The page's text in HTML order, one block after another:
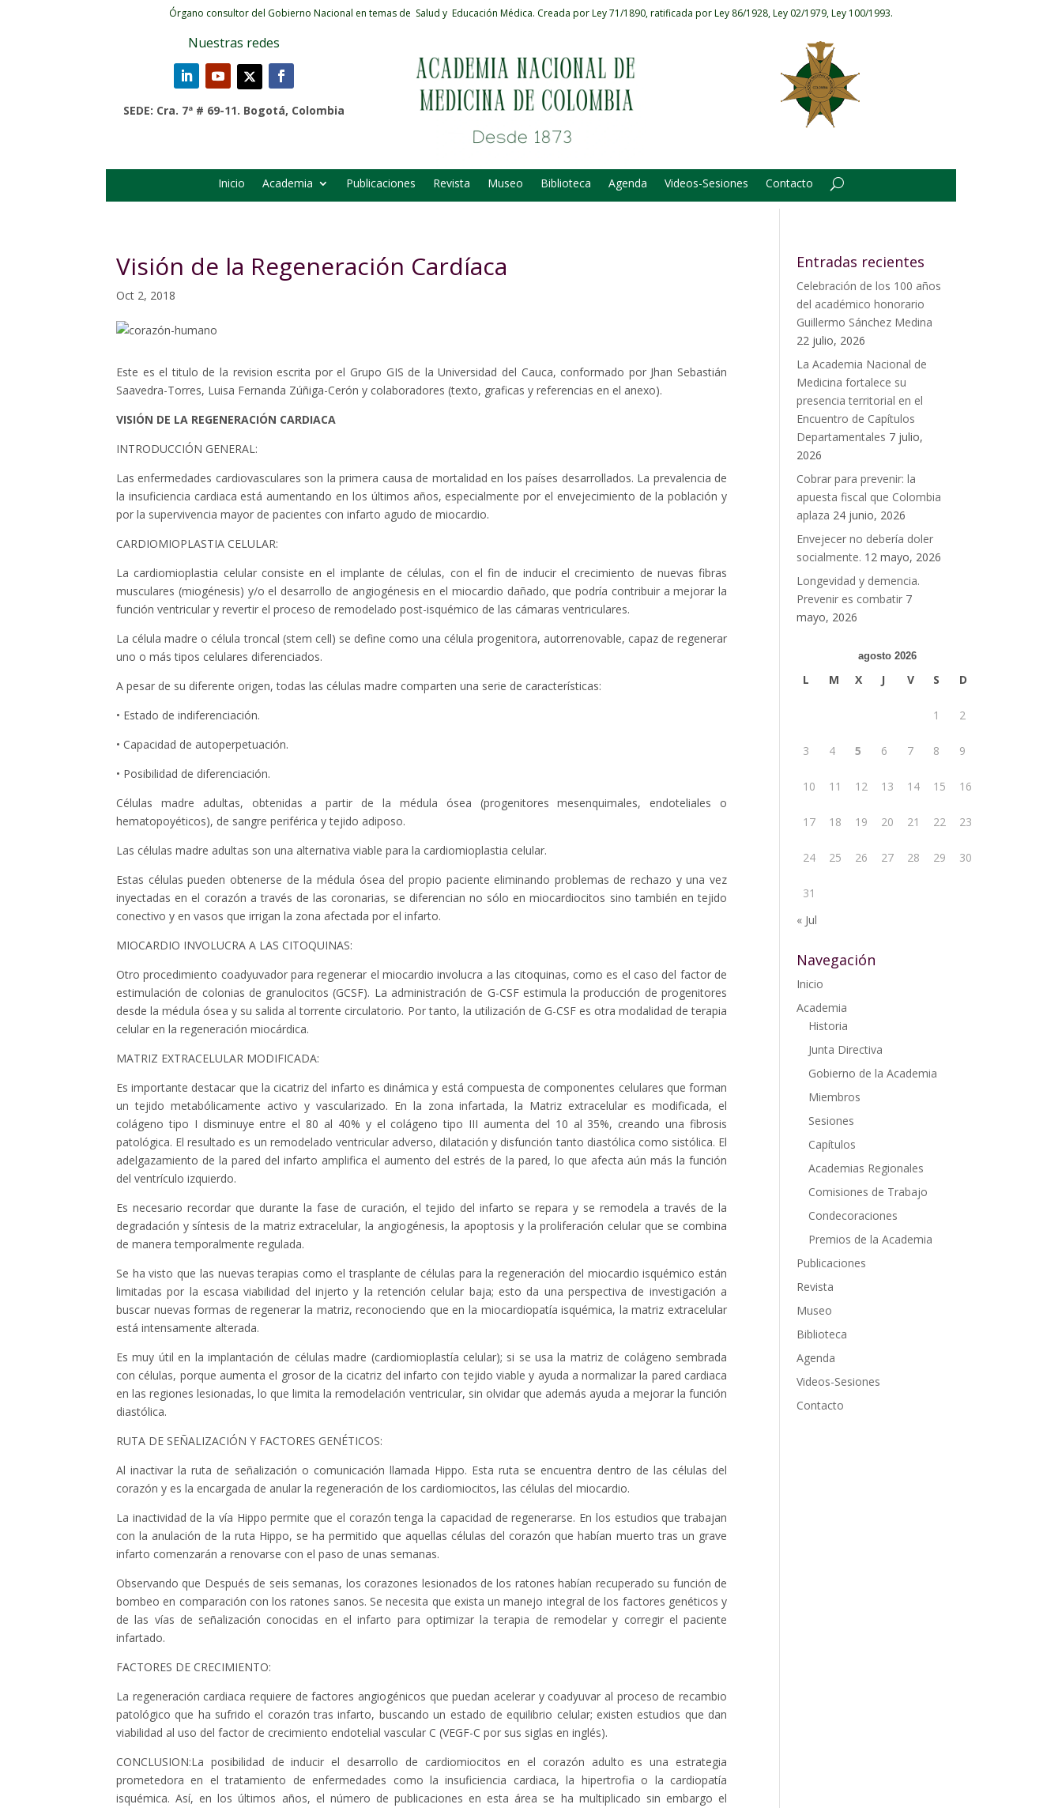
Órgano consultor del Gobierno Nacional en temas de Salud y Educación Médica. Creada por Ley 71/1890, ratificada por Ley 86/1928, Ley 02/1979, Ley 100/1993.
Nuestras redes
SEDE: Cra. 7ª # 69-11. Bogotá, Colombia
Inicio Academia Publicaciones Revista Museo Biblioteca Agenda Videos-Sesiones Contacto
Visión de la Regeneración Cardíaca
Oct 2, 2018
Este es el titulo de la revision escrita por el Grupo GIS de la Universidad del Cauca, conformado por Jhan Sebastián
Saavedra-Torres, Luisa Fernanda Zúñiga-Cerón y colaboradores (texto, graficas y referencias en el anexo).
VISIÓN DE LA REGENERACIÓN CARDIACA
INTRODUCCIÓN GENERAL:
Las enfermedades cardiovasculares son la primera causa de mortalidad en los países desarrollados. La prevalencia de
la insuficiencia cardiaca está aumentando en los últimos años, especialmente por el envejecimiento de la población y
por la supervivencia mayor de pacientes con infarto agudo de miocardio.
CARDIOMIOPLASTIA CELULAR:
La cardiomioplastia celular consiste en el implante de células, con el fin de inducir el crecimiento de nuevas fibras
musculares (miogénesis) y/o el desarrollo de angiogénesis en el miocardio dañado, que podría contribuir a mejorar la
función ventricular y revertir el proceso de remodelado post-isquémico de las cámaras ventriculares.
La célula madre o célula troncal (stem cell) se define como una célula progenitora, autorrenovable, capaz de regenerar
uno o más tipos celulares diferenciados.
A pesar de su diferente origen, todas las células madre comparten una serie de características:
• Estado de indiferenciación.
• Capacidad de autoperpetuación.
• Posibilidad de diferenciación.
Células madre adultas, obtenidas a partir de la médula ósea (progenitores mesenquimales, endoteliales o
hematopoyéticos), de sangre periférica y tejido adiposo.
Las células madre adultas son una alternativa viable para la cardiomioplastia celular.
Estas células pueden obtenerse de la médula ósea del propio paciente eliminando problemas de rechazo y una vez
inyectadas en el corazón a través de las coronarias, se diferencian no sólo en miocardiocitos sino también en tejido
conectivo y en vasos que irrigan la zona afectada por el infarto.
MIOCARDIO INVOLUCRA A LAS CITOQUINAS:
Otro procedimiento coadyuvador para regenerar el miocardio involucra a las citoquinas, como es el caso del factor de
estimulación de colonias de granulocitos (GCSF). La administración de G-CSF estimula la producción de progenitores
desde la médula ósea y su salida al torrente circulatorio. Por tanto, la utilización de G-CSF es otra modalidad de terapia
celular en la regeneración miocárdica.
MATRIZ EXTRACELULAR MODIFICADA:
Es importante destacar que la cicatriz del infarto es dinámica y está compuesta de componentes celulares que forman
un tejido metabólicamente activo y vascularizado. En la zona infartada, la Matriz extracelular es modificada, el
colágeno tipo I disminuye entre el 80 al 40% y el colágeno tipo III aumenta del 10 al 35%, creando una fibrosis
patológica. El resultado es un remodelado ventricular adverso, dilatación y disfunción tanto diastólica como sistólica. El
adelgazamiento de la pared del infarto amplifica el aumento del estrés de la pared, lo que afecta aún más la función
del ventrículo izquierdo.
Es necesario recordar que durante la fase de curación, el tejido del infarto se repara y se remodela a través de la
degradación y síntesis de la matriz extracelular, la angiogénesis, la apoptosis y la proliferación celular que se combina
de manera temporalmente regulada.
Se ha visto que las nuevas terapias como el trasplante de células para la regeneración del miocardio isquémico están
limitadas por la escasa viabilidad del injerto y la retención celular baja; esto da una perspectiva de investigación a
buscar nuevas formas de regenerar la matriz, reconociendo que en la miocardiopatía isquémica, la matriz extracelular
está intensamente alterada.
Es muy útil en la implantación de células madre (cardiomioplastía celular); si se usa la matriz de colágeno sembrada
con células, porque aumenta el grosor de la cicatriz del infarto con tejido viable y ayuda a normalizar la pared cardiaca
en las regiones lesionadas, lo que limita la remodelación ventricular, sin olvidar que además ayuda a mejorar la función
diastólica.
RUTA DE SEÑALIZACIÓN Y FACTORES GENÉTICOS:
Al inactivar la ruta de señalización o comunicación llamada Hippo. Esta ruta se encuentra dentro de las células del
corazón y es la encargada de anular la regeneración de los cardiomiocitos, las células del miocardio.
La inactividad de la vía Hippo permite que el corazón tenga la capacidad de regenerarse. En los estudios que trabajan
con la anulación de la ruta Hippo, se ha permitido que aquellas células del corazón que habían muerto tras un grave
infarto comenzarán a renovarse con el paso de unas semanas.
Observando que Después de seis semanas, los corazones lesionados de los ratones habían recuperado su función de
bombeo en comparación con los ratones sanos. Se necesita que exista un manejo integral de los factores genéticos y
de las vías de señalización conocidas en el infarto para optimizar la terapia de remodelar y corregir el paciente
infartado.
FACTORES DE CRECIMIENTO:
La regeneración cardiaca requiere de factores angiogénicos que puedan acelerar y coadyuvar al proceso de recambio
patológico que ha sufrido el corazón tras infarto, buscando un estado de equilibrio celular; existen estudios que dan
viabilidad al uso del factor de crecimiento endotelial vascular C (VEGF-C por sus siglas en inglés).
CONCLUSION:La posibilidad de inducir el desarrollo de cardiomiocitos en el corazón adulto es una estrategia
prometedora en el tratamiento de enfermedades como la insuficiencia cardiaca, la hipertrofia o la cardiopatía
isquémica. Así, en los últimos años, el número de publicaciones en esta área se ha multiplicado sin embargo el
Entradas recientes
Celebración de los 100 años
del académico honorario
Guillermo Sánchez Medina
22 julio, 2026
La Academia Nacional de
Medicina fortalece su
presencia territorial en el
Encuentro de Capítulos
Departamentales 7 julio,
2026
Cobrar para prevenir: la
apuesta fiscal que Colombia
aplaza 24 junio, 2026
Envejecer no debería doler
socialmente. 12 mayo, 2026
Longevidad y demencia.
Prevenir es combatir 7
mayo, 2026
agosto 2026
L M X J V S D
1 2
3 4 5 6 7 8 9
10 11 12 13 14 15 16
17 18 19 20 21 22 23
24 25 26 27 28 29 30
31
« Jul
Navegación
Inicio
Academia
Historia
Junta Directiva
Gobierno de la Academia
Miembros
Sesiones
Capítulos
Academias Regionales
Comisiones de Trabajo
Condecoraciones
Premios de la Academia
Publicaciones
Revista
Museo
Biblioteca
Agenda
Videos-Sesiones
Contacto